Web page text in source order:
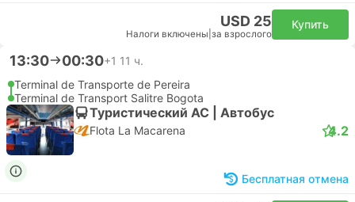
USD 25
Налоги включены за взрослого
Купить
13:30 00:30+1 11 ч.
Terminal de Transporte de Pereira
Terminal de Transport Salitre Bogota
Туристический AC | Автобус
Flota La Macarena 4.2
Бесплатная отмена